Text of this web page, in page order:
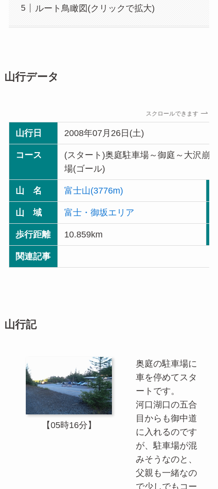
ルート鳥瞰図(クリックで拡大)
山行データ
スクロールできます
山行日 2008年07月26日(土)
コース
(スタート)奥庭駐車場～御庭～大沢崩
場(ゴール)
山 名 富士山(3776m)
山 域 富士・御坂エリア
歩行距離 10.859km
関連記事
山行記
【05時16分】
奥庭の駐車場に
車を停めてスタ
ートです。
河口湖口の五合
目からも御中道
に入れるのです
が、駐車場が混
みそうなのと、
父親も一緒なの
で少しでもコー